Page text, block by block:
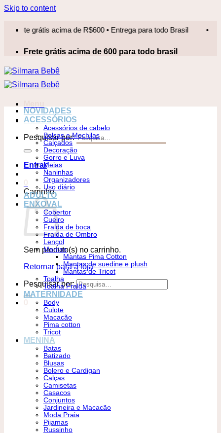
Skip to content
grátis acima de R$600 • Entrega para todo Brasil •
Frete grátis acima de 600 para todo brasil
Pesquisar por:
Entrar
Carrinho
Sem produto(s) no carrinho.
Retornar para a loja
Pesquisar por:
NOVIDADES
ACESSÓRIOS
Acessórios de cabelo
Bolsas e Mochilas
Calçados
Decoração
Gorro e Luva
Meias
Naninhas
Organizadores
Uso diário
ADULTO
ENXOVAL
Cobertor
Cueiro
Fralda de boca
Fralda de Ombro
Lençol
Mantas
Mantas Pima Cotton
Mantas de suedine e plush
Mantas de Tricot
Toalha
Toalha Fralda
MATERNIDADE
Body
Culote
Macacão
Pima cotton
Tricot
MENINA
Batas
Batizado
Blusas
Bolero e Cardigan
Calças
Camisetas
Casacos
Conjuntos
Jardineira e Macacão
Moda Praia
Pijamas
Russinho